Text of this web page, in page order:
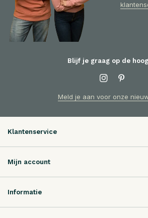
Blijf je graag op de
Meld je aan voor onze
Klantenservice
Mijn account
Informatie